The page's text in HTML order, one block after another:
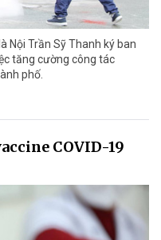
Nội Trần Sỹ Thanh ký ban
tăng cường công tác
phố.
COVID-19